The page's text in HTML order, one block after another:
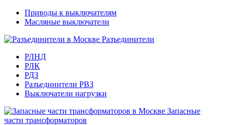
Приводы к выключателям
Масляные выключатели
Разъединители
РЛНД
РЛК
РДЗ
Разъединители РВЗ
Выключатели нагрузки
Запасные
части трансформаторов